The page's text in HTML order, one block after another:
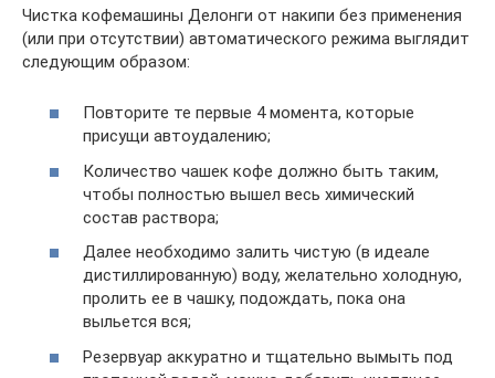
Чистка кофемашины Делонги от накипи без применения
(или при отсутствии) автоматического режима выглядит
следующим образом:
Повторите те первые 4 момента, которые
присущи автоудалению;
Количество чашек кофе должно быть таким,
чтобы полностью вышел весь химический
состав раствора;
Далее необходимо залить чистую (в идеале
дистиллированную) воду, желательно холодную,
пролить ее в чашку, подождать, пока она
выльется вся;
Резервуар аккуратно и тщательно вымыть под